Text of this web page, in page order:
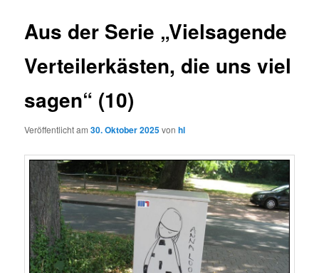
Aus der Serie „Vielsagende
Verteilerkästen, die uns viel
sagen“ (10)
Veröffentlicht am30. Oktober 2025vonhl